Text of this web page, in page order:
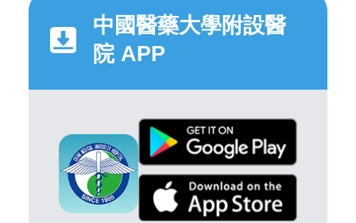
中國醫藥大學附設醫
院 APP